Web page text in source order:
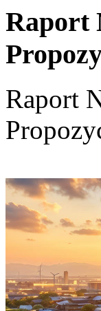
Raport
Raport